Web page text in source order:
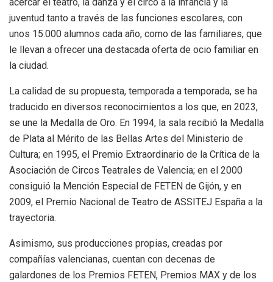
juventud tanto a través de las funciones escolares, con
unos 15.000 alumnos cada año, como de las familiares, que
le llevan a ofrecer una destacada oferta de ocio familiar en
la ciudad.
La calidad de su propuesta, temporada a temporada, se ha
traducido en diversos reconocimientos a los que, en 2023,
se une la Medalla de Oro. En 1994, la sala recibió la Medalla
de Plata al Mérito de las Bellas Artes del Ministerio de
Cultura; en 1995, el Premio Extraordinario de la Crítica de la
Asociación de Circos Teatrales de Valencia; en el 2000
consiguió la Mención Especial de FETEN de Gijón, y en
2009, el Premio Nacional de Teatro de ASSITEJ España a la
trayectoria.
Asimismo, sus producciones propias, creadas por
compañías valencianas, cuentan con decenas de
galardones de los Premios FETEN, Premios MAX y de los